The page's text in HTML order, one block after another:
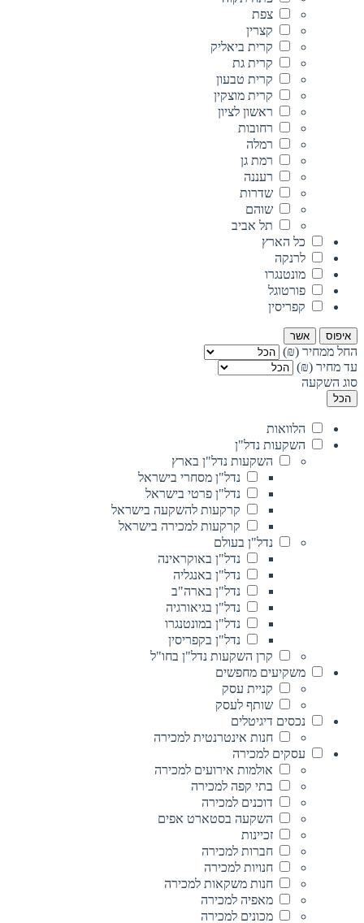
צפת
קצרין
קרית ביאליק
קרית גת
קרית טבעון
קרית מוצקין
ראשון לציון
רחובות
רמלה
רמת גן
רעננה
שדרות
שוהם
תל אביב
כל הארץ
לרנקה
מונטנגרו
פורטוגל
קפריסין
איפוס אשר
החל ממחיר (₪)
עד מחיר (₪)
סוג השקעה
הכל
הלוואות
השקעות נדל"ן
השקעות נדל"ן בארץ
נדל"ן מסחרי בישראל
נדל"ן פרטי בישראל
קרקעות להשקעה בישראל
קרקעות למכירה בישראל
נדל"ן בעולם
נדל"ן באוקראינה
נדל"ן באנגליה
נדל"ן בארה"ב
נדל"ן בגיאורגיה
נדל"ן במונטנגרו
נדל"ן בקפריסין
קרן השקעות נדל"ן בחו"ל
משקיעים מחפשים
קניית עסק
שותף לעסק
נכסים דיגיטלים
חנות אינטרנטית למכירה
עסקים למכירה
אולמות אירועים למכירה
בתי קפה למכירה
דוכנים למכירה
השקעה בסטארט אפים
זכיינות
חברות למכירה
חנויות למכירה
חנות משקאות למכירה
מאפיה למכירה
מכונים למכירה